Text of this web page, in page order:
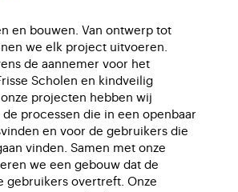
en bouwen. Van ontwerp tot
we elk project uitvoeren.
de aannemer voor het
Scholen en kindveilig
projecten hebben wij
processen die in een openbaar
en voor de gebruikers die
vinden. Samen met onze
we een gebouw dat de
gebruikers overtreft. Onze